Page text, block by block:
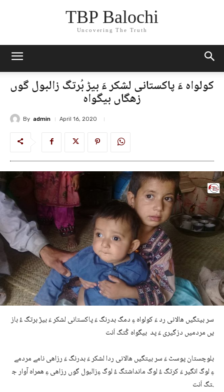
TBP Balochi
Uncovering The Truth
کولواہ ءَ پاکستانی لشکر ءَ بیڑ بُرتگ زالبول گوں
زھگاں بیگواہ
By admin April 16, 2020
سر بیتگیں ھالانی رد ءَ کولواہ ءِ دمگ بدرنگ ءَ پاکستانی لشکر ءَ بیڑ برتگ ءُ باز
یں مردمیں دزگیری ءَ پد بیگواہ کُتگ اَنت
بلوچستان پوسٹ ءَ سر بیتگیں ھالانی ردا لشکر ءَ بدرنگ ءَ رزاھی نامے مردمے
ءِ لوگ انگیر ءَ کرتگ ءُ لوگ مانداشتگ ءُ لوگ ءِزالبول گوں رزاھی ءِ ھمراہ آوار ج
تگ اَنت.